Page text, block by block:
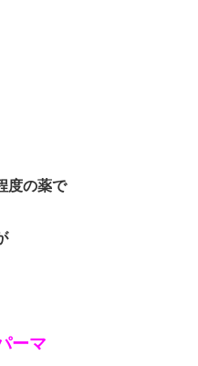
度の薬で
ーマ